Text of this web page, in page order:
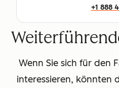
+1 888
Wenn Sie sich für den
interessieren, könnten